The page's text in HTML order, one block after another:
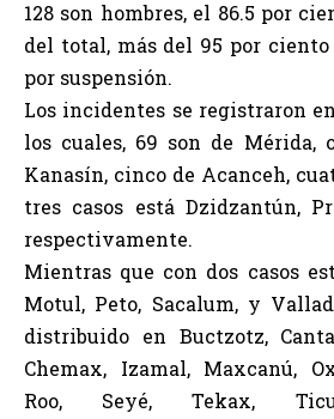
128 son hombres, el 86.5 por
del total, más del 95 por
por suspensión.
Los incidentes se registraron
los cuales, 69 son de Mérida,
Kanasín, cinco de Acanceh,
tres casos está Dzidzantún,
respectivamente.
Mientras que con dos casos
Motul, Peto, Sacalum, y
distribuido en Buctzotz,
Chemax, Izamal, Maxcanú,
Roo, Seyé, Tekax,